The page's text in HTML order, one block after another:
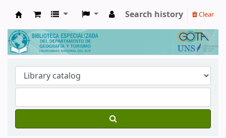
Biblioteca de Geografía y Turismo
Search history Clear